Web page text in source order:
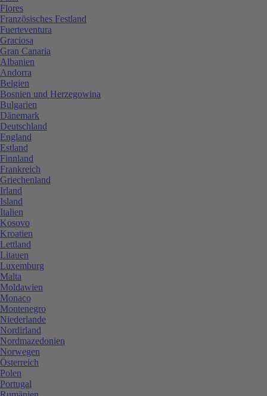
Flores
Französisches Festland
Fuerteventura
Graciosa
Gran Canaria
Albanien
Andorra
Belgien
Bosnien und Herzegowina
Bulgarien
Dänemark
Deutschland
England
Estland
Finnland
Frankreich
Griechenland
Irland
Island
Italien
Kosovo
Kroatien
Lettland
Litauen
Luxemburg
Malta
Moldawien
Monaco
Montenegro
Niederlande
Nordirland
Nordmazedonien
Norwegen
Österreich
Polen
Portugal